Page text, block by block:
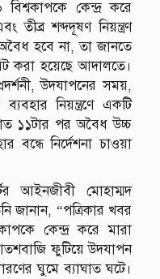
কেন্দ্র করে
তীব্র শব্দদূষণ নিয়ন্ত্রণ
অবৈধ হবে না, তা জানতে
করা হয়েছে আদালতে।
উদযাপনের সময়,
নিয়ন্ত্রণে একটি
১১টার পর অবৈধ উচ্চ
বন্ধে নির্দেশনা চাওয়া
আইনজীবী মোহাম্মদ
জানান, “পত্রিকার খবর
কেন্দ্র করে মারা
ফুটিয়ে উদযাপন
ঘুমে ব্যাঘাত ঘটে।